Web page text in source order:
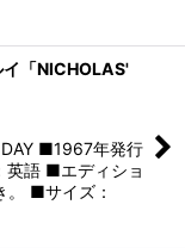
イ「NICHOLAS'
■1967年発行
英語 ■エディショ
。 ■サイズ：